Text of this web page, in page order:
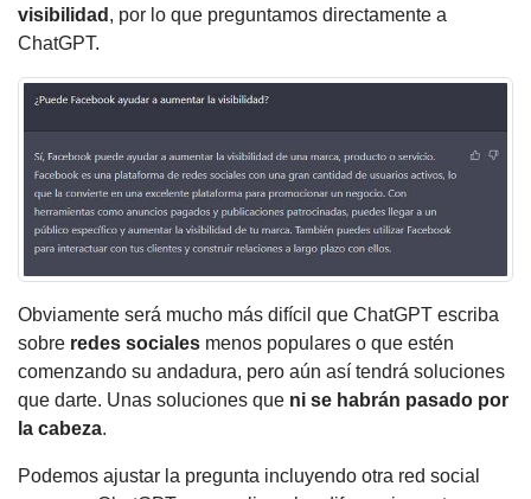
visibilidad , por lo que preguntamos directamente a
ChatGPT.
Obviamente será mucho más difícil que ChatGPT escriba
sobre redes sociales menos populares o que estén
comenzando su andadura, pero aún así tendrá soluciones
que darte. Unas soluciones que ni se habrán pasado por
la cabeza.
Podemos ajustar la pregunta incluyendo otra red social